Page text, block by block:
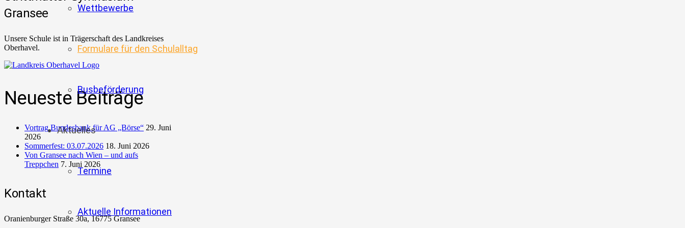
Wettbewerbe
Formulare für den Schulalltag
Busbeförderung
Aktuelles
Termine
Aktuelle Informationen
Gransee
Unsere Schule ist in Trägerschaft des Landkreises
Oberhavel.
Neueste Beiträge
Vortrag Bundesbank für AG „Börse“ 29. Juni
2026
Sommerfest: 03.07.2026 18. Juni 2026
Von Gransee nach Wien – und aufs
Treppchen 7. Juni 2026
Kontakt
Oranienburger Straße 30a, 16775 Gransee